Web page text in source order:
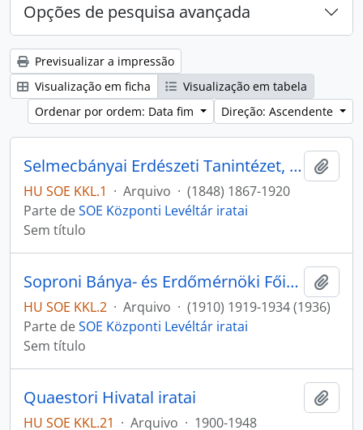
Opções de pesquisa avançada
Previsualizar a impressão
Visualização em ficha
Visualização em tabela
Ordenar por ordem: Data fim
Direção: Ascendente
Selmecbányai Erdészeti Tanintézet, Selmecbányai Bányászati és Erdészeti Akadémia iratai
HU SOE KKL.1 · Arquivo · (1848) 1867-1920
Parte deSOE Központi Levéltár iratai
Sem título
Soproni Bánya- és Erdőmérnöki Főiskola Rektori Hivatalának iratai
HU SOE KKL.2 · Arquivo · (1910) 1919-1934 (1936)
Parte deSOE Központi Levéltár iratai
Sem título
Quaestori Hivatal iratai
HU SOE KKL.21 · Arquivo · 1900-1948